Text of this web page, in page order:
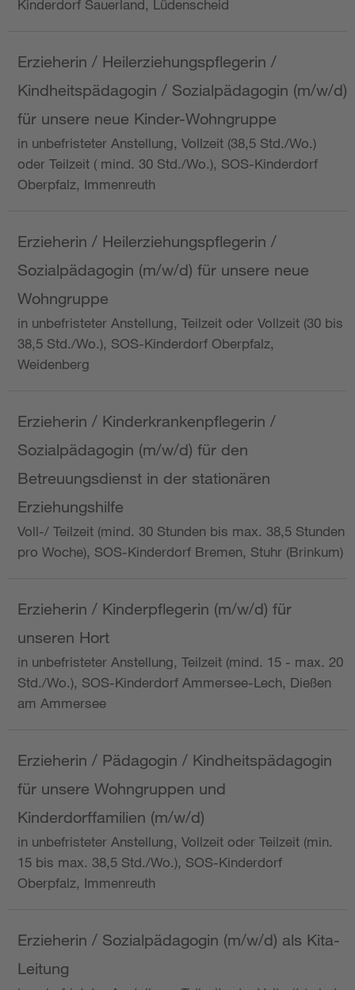
Kinderdorf Sauerland, Lüdenscheid
Erzieherin / Heilerziehungspflegerin /
Kindheitspädagogin / Sozialpädagogin (m/w/d)
für unsere neue Kinder-Wohngruppe
in unbefristeter Anstellung, Vollzeit (38,5 Std./Wo.)
oder Teilzeit ( mind. 30 Std./Wo.), SOS-Kinderdorf
Oberpfalz, Immenreuth
Erzieherin / Heilerziehungspflegerin /
Sozialpädagogin (m/w/d) für unsere neue
Wohngruppe
in unbefristeter Anstellung, Teilzeit oder Vollzeit (30 bis
38,5 Std./Wo.), SOS-Kinderdorf Oberpfalz,
Weidenberg
Erzieherin / Kinderkrankenpflegerin /
Sozialpädagogin (m/w/d) für den
Betreuungsdienst in der stationären
Erziehungshilfe
Voll-/ Teilzeit (mind. 30 Stunden bis max. 38,5 Stunden
pro Woche), SOS-Kinderdorf Bremen, Stuhr (Brinkum)
Erzieherin / Kinderpflegerin (m/w/d) für
unseren Hort
in unbefristeter Anstellung, Teilzeit (mind. 15 - max. 20
Std./Wo.), SOS-Kinderdorf Ammersee-Lech, Dießen
am Ammersee
Erzieherin / Pädagogin / Kindheitspädagogin
für unsere Wohngruppen und
Kinderdorffamilien (m/w/d)
in unbefristeter Anstellung, Vollzeit oder Teilzeit (min.
15 bis max. 38,5 Std./Wo.), SOS-Kinderdorf
Oberpfalz, Immenreuth
Erzieherin / Sozialpädagogin (m/w/d) als Kita-
Leitung